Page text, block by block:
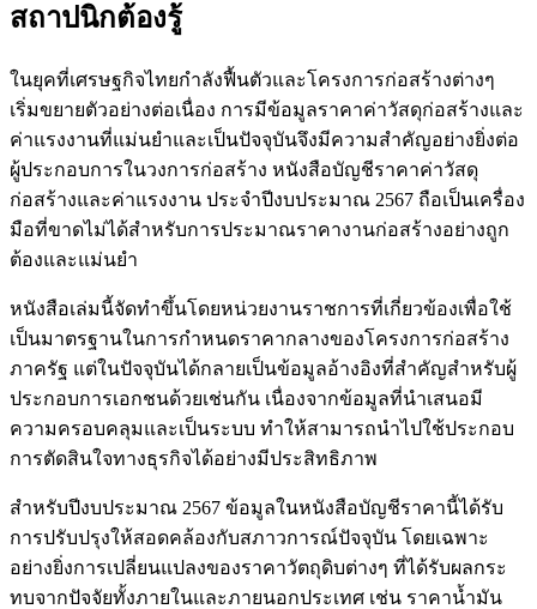
สถาปนิกต้องรู้
ในยุคที่เศรษฐกิจไทยกำลังฟื้นตัวและโครงการก่อสร้างต่างๆ
เริ่มขยายตัวอย่างต่อเนื่อง การมีข้อมูลราคาค่าวัสดุก่อสร้างและ
ค่าแรงงานที่แม่นยำและเป็นปัจจุบันจึงมีความสำคัญอย่างยิ่งต่อ
ผู้ประกอบการในวงการก่อสร้าง หนังสือบัญชีราคาค่าวัสดุ
ก่อสร้างและค่าแรงงาน ประจำปีงบประมาณ 2567 ถือเป็นเครื่อง
มือที่ขาดไม่ได้สำหรับการประมาณราคางานก่อสร้างอย่างถูก
ต้องและแม่นยำ
หนังสือเล่มนี้จัดทำขึ้นโดยหน่วยงานราชการที่เกี่ยวข้องเพื่อใช้
เป็นมาตรฐานในการกำหนดราคากลางของโครงการก่อสร้าง
ภาครัฐ แต่ในปัจจุบันได้กลายเป็นข้อมูลอ้างอิงที่สำคัญสำหรับผู้
ประกอบการเอกชนด้วยเช่นกัน เนื่องจากข้อมูลที่นำเสนอมี
ความครอบคลุมและเป็นระบบ ทำให้สามารถนำไปใช้ประกอบ
การตัดสินใจทางธุรกิจได้อย่างมีประสิทธิภาพ
สำหรับปีงบประมาณ 2567 ข้อมูลในหนังสือบัญชีราคานี้ได้รับ
การปรับปรุงให้สอดคล้องกับสภาวการณ์ปัจจุบัน โดยเฉพาะ
อย่างยิ่งการเปลี่ยนแปลงของราคาวัตถุดิบต่างๆ ที่ได้รับผลกระ
ทบจากปัจจัยทั้งภายในและภายนอกประเทศ เช่น ราคาน้ำมัน